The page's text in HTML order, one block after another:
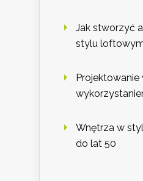
Jak stworzyć
stylu
Projektowanie
Wnętrza w
do lat 50